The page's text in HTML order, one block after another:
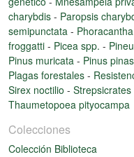
charybdis - Paropsis
semipunctata -
froggatti - Picea spp. -
Pinus muricata - Pinus
Plagas forestales -
Sirex noctilio -
Thaumetopoea pityocampa
Colecciones
Colección Biblioteca